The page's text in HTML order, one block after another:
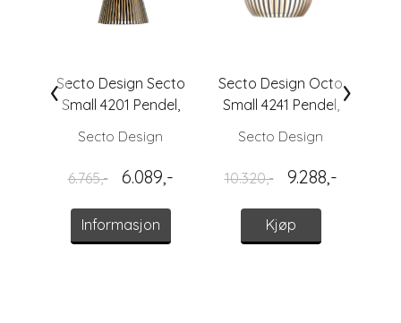
Secto Design Secto
Small 4201 Pendel,
Secto Design
6.765,- 6.089,-
Informasjon
Secto Design Octo
Small 4241 Pendel,
Secto Design
10.320,- 9.288,-
Kjøp
‹ ›